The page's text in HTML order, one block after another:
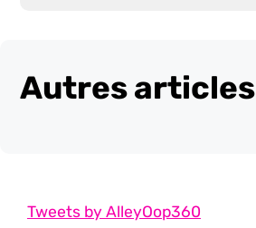
Autres articles
Tweets by AlleyOop360